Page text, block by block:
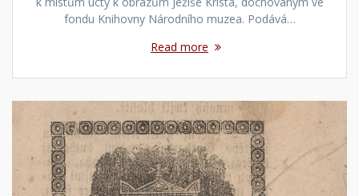
fondu Knihovny Národního muzea. Podává…
Read more